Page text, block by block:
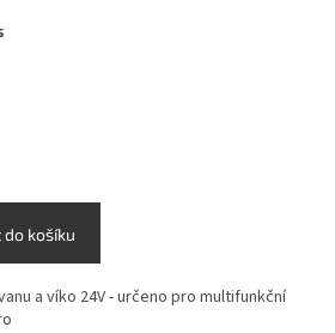
do košíku
a víko 24V - určeno pro multifunkční